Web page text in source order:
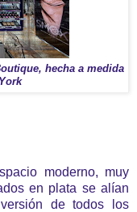
hecha a medida
moderno, muy
en plata se alían
de todos los